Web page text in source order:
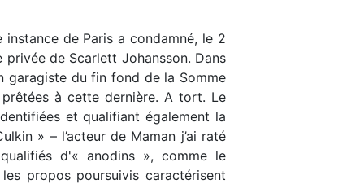
de Paris a condamné, le 2
de Scarlett Johansson. Dans
garagiste du fin fond de la Somme
à cette dernière. A tort. Le
et qualifiant également la
» – l’acteur de Maman j’ai raté
d'« anodins », comme le
propos poursuivis caractérisent